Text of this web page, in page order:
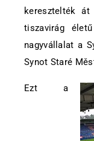
keresztelték
tiszavirág
nagyvállalat a
Synot Staré
Ezt a